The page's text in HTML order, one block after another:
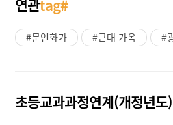
연관tag#
#문인화가 #근대 가옥 #
초등교과과정연계(개정년도)